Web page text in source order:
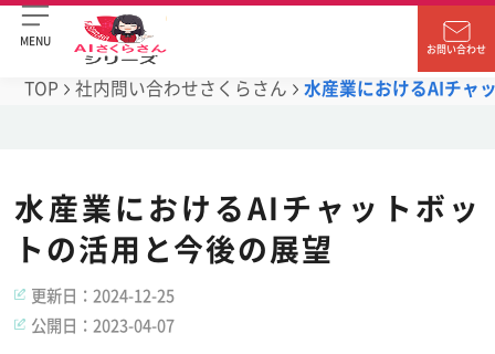
MENU
お問い合わせ
TOP 社内問い合わせさくらさん 水産業におけるAIチャ
水産業におけるAIチャットボッ
トの活用と今後の展望
更新日：2024-12-25
公開日：2023-04-07